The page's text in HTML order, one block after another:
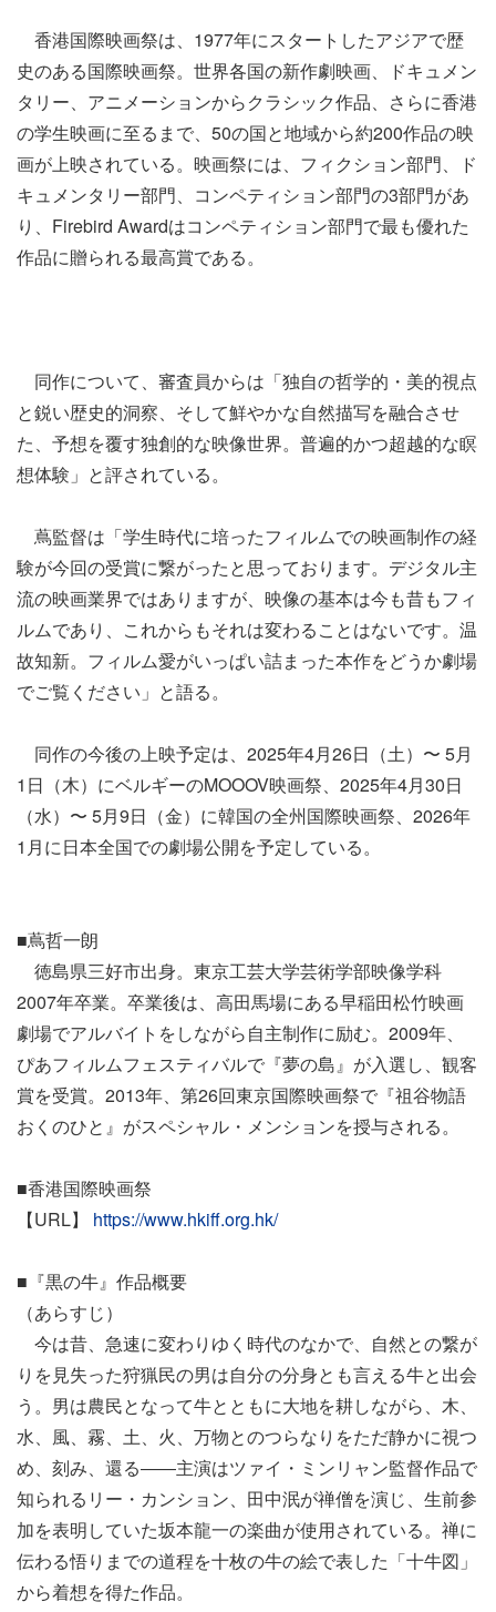
香港国際映画祭は、1977年にスタートしたアジアで歴
史のある国際映画祭。世界各国の新作劇映画、ドキュメン
タリー、アニメーションからクラシック作品、さらに香港
の学生映画に至るまで、50の国と地域から約200作品の映
画が上映されている。映画祭には、フィクション部門、ド
キュメンタリー部門、コンペティション部門の3部門があ
り、Firebird Awardはコンペティション部門で最も優れた
作品に贈られる最高賞である。
同作について、審査員からは「独自の哲学的・美的視点
と鋭い歴史的洞察、そして鮮やかな自然描写を融合させ
た、予想を覆す独創的な映像世界。普遍的かつ超越的な瞑
想体験」と評されている。
蔦監督は「学生時代に培ったフィルムでの映画制作の経
験が今回の受賞に繋がったと思っております。デジタル主
流の映画業界ではありますが、映像の基本は今も昔もフィ
ルムであり、これからもそれは変わることはないです。温
故知新。フィルム愛がいっぱい詰まった本作をどうか劇場
でご覧ください」と語る。
同作の今後の上映予定は、2025年4月26日（土）〜 5月
1日（木）にベルギーのMOOOV映画祭、2025年4月30日
（水）〜 5月9日（金）に韓国の全州国際映画祭、 2026年
1月に日本全国での劇場公開を予定している。
■蔦哲一朗
徳島県三好市出身。東京工芸大学芸術学部映像学科
2007年卒業。卒業後は、高田馬場にある早稲田松竹映画
劇場でアルバイトをしながら自主制作に励む。2009年、
ぴあフィルムフェスティバルで『夢の島』が入選し、観客
賞を受賞。2013年、第26回東京国際映画祭で『祖谷物語
おくのひと』がスペシャル・メンションを授与される。
■香港国際映画祭
【URL】 https://www.hkiff.org.hk/
■『黒の牛』作品概要
（あらすじ）
今は昔、急速に変わりゆく時代のなかで、自然との繋が
りを見失った狩猟民の男は自分の分身とも言える牛と出会
う。男は農民となって牛とともに大地を耕しながら、木、
水、風、霧、土、火、万物とのつらなりをただ静かに視つ
め、刻み、還る――主演はツァイ・ミンリャン監督作品で
知られるリー・カンション、田中泯が禅僧を演じ、生前参
加を表明していた坂本龍一の楽曲が使用されている。禅に
伝わる悟りまでの道程を十枚の牛の絵で表した「十牛図」
から着想を得た作品。